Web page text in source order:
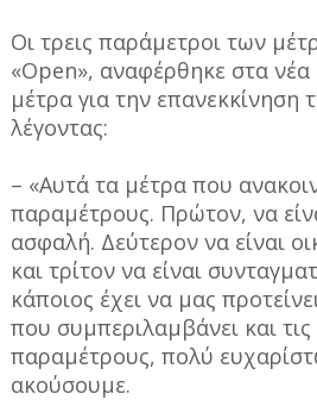
Οι τρεις παράμετροι των
«Open», αναφέρθηκε στα νέα
μέτρα για την επανεκκίνηση
λέγοντας:
– «Αυτά τα μέτρα που
παραμέτρους. Πρώτον, να
ασφαλή. Δεύτερον να είναι
και τρίτον να είναι
κάποιος έχει να μας
που συμπεριλαμβάνει και τις
παραμέτρους, πολύ
ακούσουμε.